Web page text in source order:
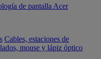
de pantalla Acer
Cables, estaciones de
mouse y lápiz óptico